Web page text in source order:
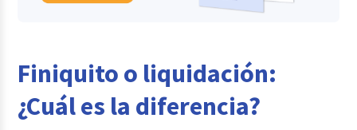
Finiquito o liquidación:
¿Cuál es la diferencia?